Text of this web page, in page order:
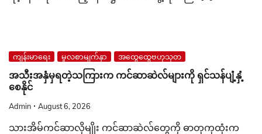
ကျန်းမာရေး မူလစာမျက်နှာ အထွေထွေဗဟုသုတ
အသီးအနှံမှရတဲ့သကြားက ကင်ဆာဆဲလ်များကို ရှင်သန်ပျံ့နှံ့
စေနိုင်
Admin August 6, 2026
သားအိမ်ကင်ဆာလိုမျိုး ကင်ဆာဆဲလ်တွေကို ဓာတုကုထုံးက